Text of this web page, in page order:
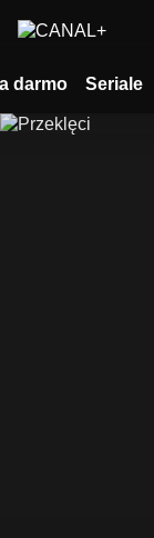
darmo Seriale